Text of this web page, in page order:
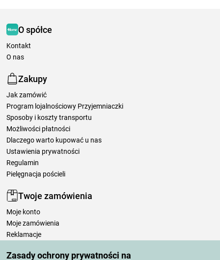
Zasady ochrony prywatności na
O spółce
Kontakt
O nas
Zakupy
Jak zamówić
Program lojalnościowy Przyjemniaczki
Sposoby i koszty transportu
Możliwości płatności
Dlaczego warto kupować u nas
Ustawienia prywatności
Regulamin
Pielęgnacja pościeli
Twoje zamówienia
Moje konto
Moje zamówienia
Reklamacje
Zasady przetwarzania recenzji